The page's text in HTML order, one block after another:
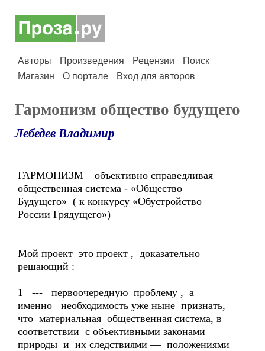
Авторы Произведения Рецензии
Поиск
Магазин
О портале Вход для авторов
Гармонизм общество будущего
Лебедев Владимир
ГАРМОНИЗМ – объективно справедливая
общественная система - «Общество
Будущего» ( к конкурсу «Обустройство
России Грядущего»)
Мой проект это проект , доказательно
решающий :
1 --- первоочередную проблему , а
именно необходимость уже ныне признать,
что материальная общественная система, в
соответствии с объективными законами
природы и их следствиями — положениями